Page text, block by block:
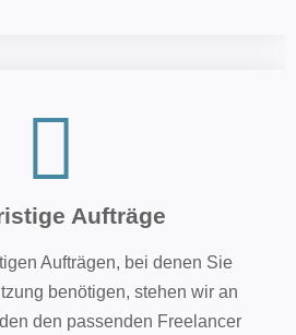
Aufträge
Aufträgen, bei denen Sie
benötigen, stehen wir an
den passenden Freelancer